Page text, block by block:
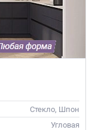
Стекло, Шпон
Угловая